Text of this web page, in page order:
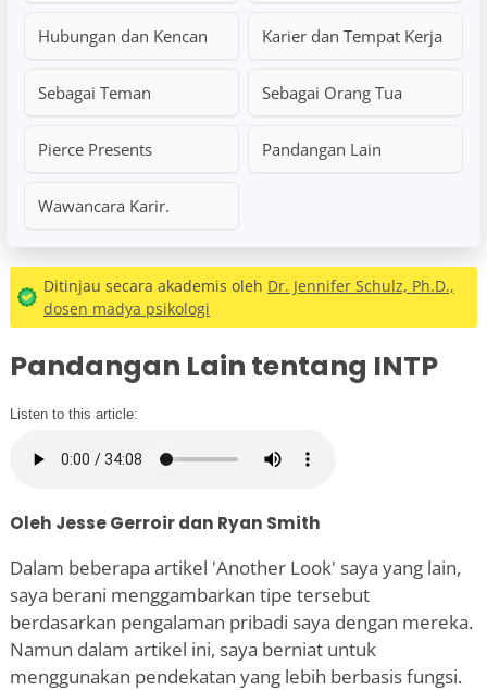
Hubungan dan Kencan Karier dan Tempat Kerja
Sebagai Teman Sebagai Orang Tua
Pierce Presents Pandangan Lain
Wawancara Karir.
Ditinjau secara akademis oleh Dr. Jennifer Schulz, Ph.D.,
dosen madya psikologi
Pandangan Lain tentang INTP
Listen to this article:
Oleh Jesse Gerroir dan Ryan Smith
Dalam beberapa artikel 'Another Look' saya yang lain,
saya berani menggambarkan tipe tersebut
berdasarkan pengalaman pribadi saya dengan mereka.
Namun dalam artikel ini, saya berniat untuk
menggunakan pendekatan yang lebih berbasis fungsi.